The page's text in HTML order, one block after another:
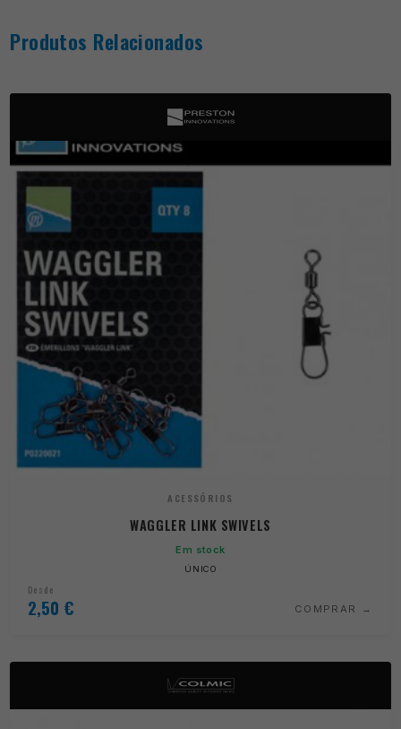
Produtos Relacionados
ACESSÓRIOS
WAGGLER LINK SWIVELS
Em stock
ÚNICO
Desde
2,50 € COMPRAR